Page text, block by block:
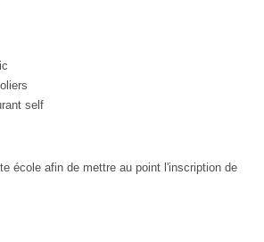
self
école afin de mettre au point l'inscription de